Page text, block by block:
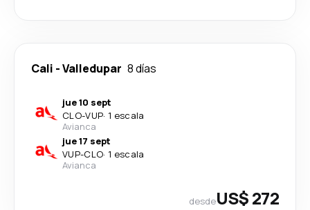
Cali -Valledupar 8 días
jue 10 sept
CLO-VUP· 1 escala
Avianca
jue 17 sept
VUP-CLO· 1 escala
Avianca
desdeUS$ 272